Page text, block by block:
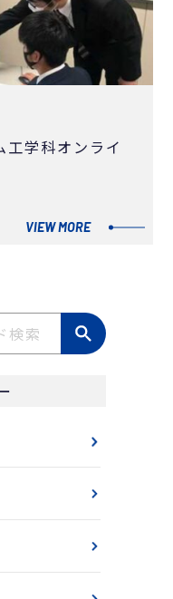
学科オンライ
VIEW MORE